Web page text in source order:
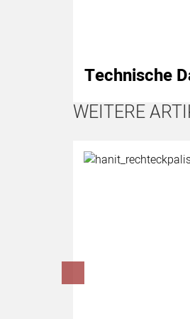
Technische
WEITERE